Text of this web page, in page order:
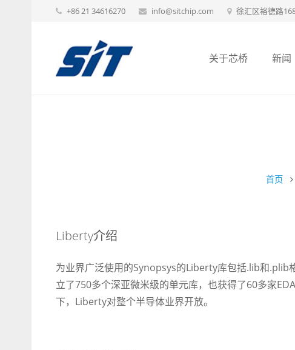
+86 21 34616270 info@sitchip.com 徐汇区裕德路
关于芯桥 新闻
首页
Liberty介绍
为业界广泛使用的Synopsys的Liberty库包括.lib和.plib
立了750多个深亚微米级的单元库，也获得了60多家
下，Liberty对整个半导体业界开放。